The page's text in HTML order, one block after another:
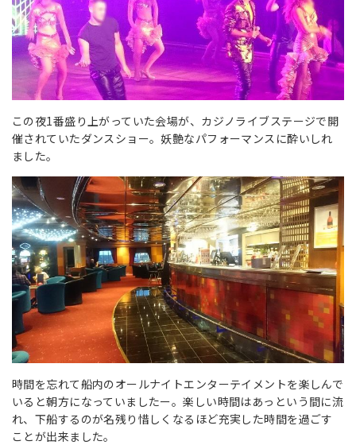
この夜1番盛り上がっていた会場が、カジノライブステージで開
催されていたダンスショー。妖艶なパフォーマンスに酔いしれ
ました。
時間を忘れて船内のオールナイトエンターテイメントを楽しんで
いると朝方になっていましたー。楽しい時間はあっという間に流
れ、下船するのが名残り惜しくなるほど充実した時間を過ごす
ことが出来ました。